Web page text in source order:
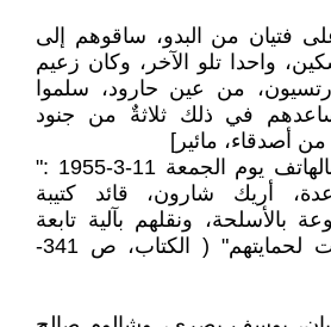
فتيان من البدو، ساقوهم إلى
واحدا تلو الآخر، وكان زعيم
من عين حارود، سلموا
ساعدهم في ذلك ثلاثةٌ من جنود
أصدقاء، مائير]
قال لي أحد الضباط بالهاتف يوم الجمعة 11-3-1955 :"
أريك شارون، قائد كتيبة
بالأسلحة، ونقلهم بآلية تابعة
للكتيبة، وأرسل وحدات لحمايتهم" ( الكتاب، ص 341-